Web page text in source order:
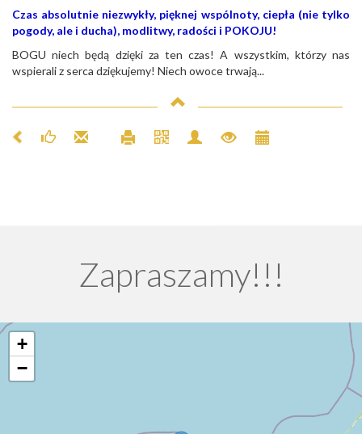
Czas absolutnie niezwykły, pięknej wspólnoty, ciepła (nie tylko
pogody, ale i ducha), modlitwy, radości i POKOJU!
BOGU niech będą dzięki za ten czas! A wszystkim, którzy nas
wspierali z serca dziękujemy! Niech owoce trwają...
Zapraszamy!!!
+
−